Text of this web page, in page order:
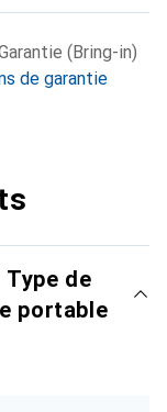
(Bring-in)
de garantie
de
portable